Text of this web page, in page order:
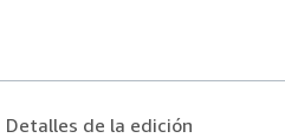
Detalles de la edición